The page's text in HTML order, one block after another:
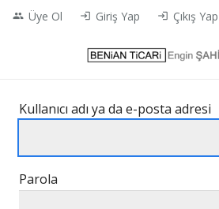
people Üye Ol login Giriş Yap login Çıkış Yap
Kullanıcı adı ya da e-posta adresi
Parola